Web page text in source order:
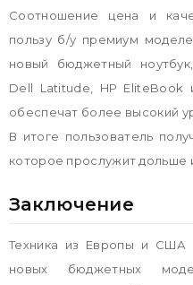
Соотношение цена и
пользу б/у премиум
новый бюджетный
Dell Latitude, HP EliteBook
обеспечат более высокий
В итоге пользователь
которое прослужит дольше
Заключение
Техника из Европы и США
новых бюджетных